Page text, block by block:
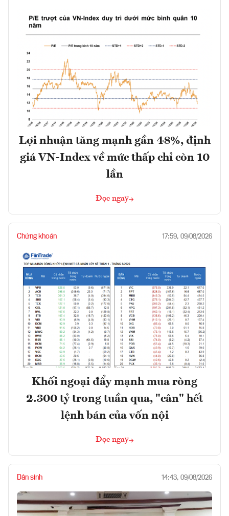
Lợi nhuận tăng mạnh gần 48%, định
giá VN-Index về mức thấp chỉ còn 10
lần
Đọc ngay
Chứng khoán 17:59, 09/08/2026
Khối ngoại đẩy mạnh mua ròng
2.300 tỷ trong tuần qua, "cân" hết
lệnh bán của vốn nội
Đọc ngay
Dân sinh 14:43, 09/08/2026